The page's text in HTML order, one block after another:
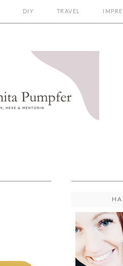
DIY TRAVEL